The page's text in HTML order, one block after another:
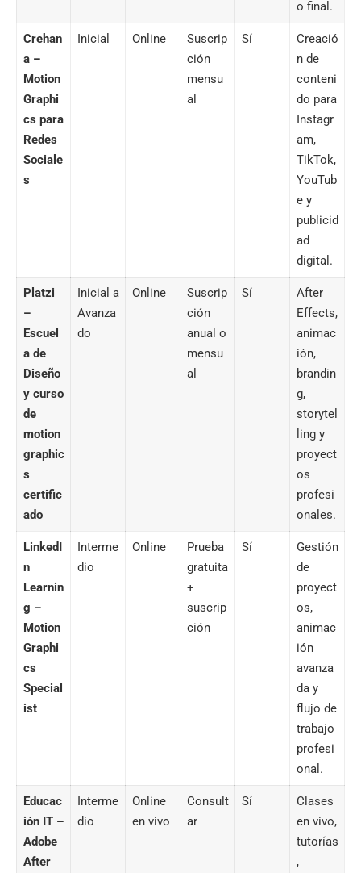
o final.
Crehan
a –
Motion
Graphi
cs para
Redes
Sociale
s
Inicial Online
Suscrip
ción
mensu
al
Sí
Creació
n de
conteni
do para
Instagr
am,
TikTok,
YouTub
e y
publicid
ad
digital.
Platzi
–
Escuel
a de
Diseño
y curso
de
motion
graphic
s
certific
ado
Inicial a
Avanza
do
Online
Suscrip
ción
anual o
mensu
al
Sí
After
Effects,
animac
ión,
brandin
g,
storytel
ling y
proyect
os
profesi
onales.
LinkedI
n
Learnin
g –
Motion
Graphi
cs
Special
ist
Interme
dio
Online
Prueba
gratuita
+
suscrip
ción
Sí
Gestión
de
proyect
os,
animac
ión
avanza
da y
flujo de
trabajo
profesi
onal.
Educac
ión IT –
Adobe
After
Interme
dio
Online
en vivo
Consult
ar
Sí
Clases
en vivo,
tutorías
,